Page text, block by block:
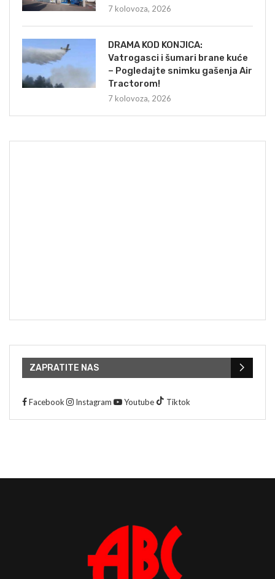
7 kolovoza, 2026
DRAMA KOD KONJICA:
Vatrogasci i šumari brane kuće
– Pogledajte snimku gašenja Air
Tractorom!
7 kolovoza, 2026
ZAPRATITE NAS
Facebook Instagram Youtube Tiktok